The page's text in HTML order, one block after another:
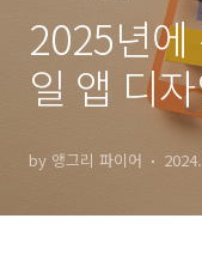
2025년에
일 앱 디
by 앵그리 파이어